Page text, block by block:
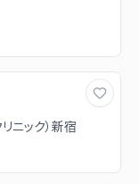
ニック）新宿